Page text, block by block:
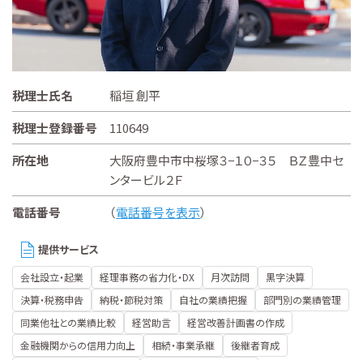
税理士氏名
稲垣 創平
税理士登録番号
110649
所在地
大阪府豊中市中桜塚３−１０−３５ ＢＺ豊中セ
ンタービル２Ｆ
電話番号
（電話番号を表示）
提供サービス
会社設立・起業 経理事務の省力化・DX 月次訪問
黒字決算
決算・税務申告
納税・節税対策 自社の業績把握
部門別の業績管理
同業他社との業績比較
経営助言
経営改善計画書の作成
金融機関からの信用力向上
相続・事業承継
後継者育成